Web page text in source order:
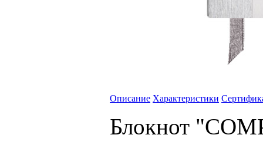
Описание Характеристики
Блокнот